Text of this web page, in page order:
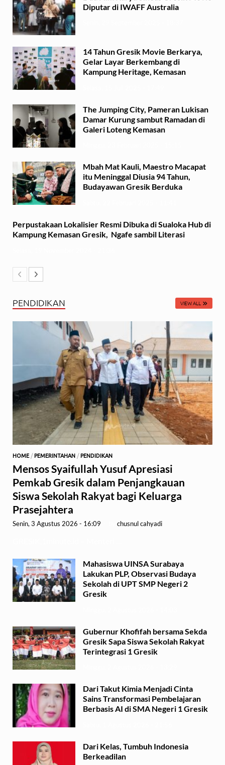
Diputar di IWAFF Australia
14 Tahun Gresik Movie Berkarya,
Gelar Layar Berkembang di
Kampung Heritage, Kemasan
The Jumping City, Pameran Lukisan
Damar Kurung sambut Ramadan di
Galeri Loteng Kemasan
Mbah Mat Kauli, Maestro Macapat
itu Meninggal Diusia 94 Tahun,
Budayawan Gresik Berduka
Perpustakaan Lokalisier Resmi Dibuka di Sualoka Hub di
Kampung Kemasan Gresik, Ngafe sambil Literasi
PENDIDIKAN VIEW ALL
HOME /PEMERINTAHAN /PENDIDIKAN
Mensos Syaifullah Yusuf Apresiasi
Pemkab Gresik dalam Penjangkauan
Siswa Sekolah Rakyat bagi Keluarga
Prasejahtera
Senin, 3 Agustus 2026 - 16:09 chusnul cahyadi
Mahasiswa UINSA Surabaya
Lakukan PLP, Observasi Budaya
Sekolah di UPT SMP Negeri 2
Gresik
Gubernur Khofifah bersama Sekda
Gresik Sapa Siswa Sekolah Rakyat
Terintegrasi 1 Gresik
Dari Takut Kimia Menjadi Cinta
Sains Transformasi Pembelajaran
Berbasis AI di SMA Negeri 1 Gresik
Dari Kelas, Tumbuh Indonesia
Berkeadilan